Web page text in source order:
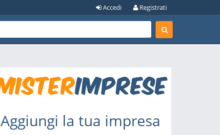
Registrati
Accedi
Aggiungi la tua impresa